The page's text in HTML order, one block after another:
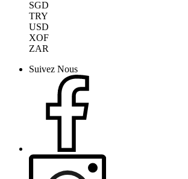
SGD
TRY
USD
XOF
ZAR
Suivez Nous